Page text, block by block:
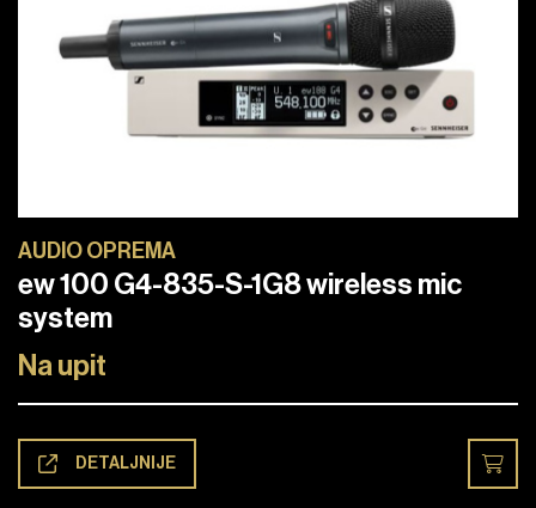
AUDIO OPREMA
ew 100 G4-835-S-1G8 wireless mic
system
Na upit
DETALJNIJE